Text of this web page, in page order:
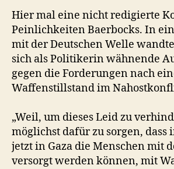
Hier mal eine nicht redigierte
Peinlichkeiten Baerbocks. In
mit der Deutschen Welle
sich als Politikerin wähnende
gegen die Forderungen nach
Waffenstillstand im
„Weil, um dieses Leid zu
möglichst dafür zu sorgen, dass
jetzt in Gaza die Menschen mit
versorgt werden können, mit